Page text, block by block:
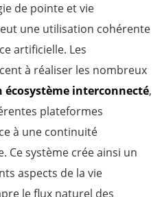
de pointe et vie
une utilisation cohérente
artificielle. Les
à réaliser les nombreux
écosystème interconnecté,
plateformes
à une continuité
système crée ainsi un
aspects de la vie
le flux naturel des